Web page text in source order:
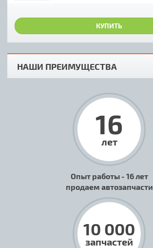
КУПИТЬ
НАШИ ПРЕИМУЩЕСТВА
16
лет
Опыт работы - 16 лет
продаем автозапчасти
10 000
запчастей